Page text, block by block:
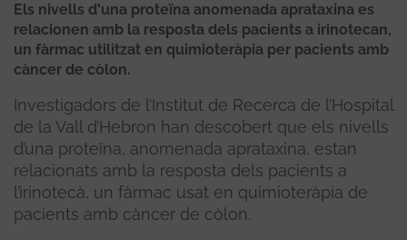
Els nivells d'una proteïna anomenada aprataxina es
relacionen amb la resposta dels pacients a irinotecan,
un fàrmac utilitzat en quimioteràpia per pacients amb
càncer de còlon.
Investigadors de l’Institut de Recerca de l’Hospital
de la Vall d’Hebron han descobert que els nivells
d’una proteïna, anomenada aprataxina, estan
relacionats amb la resposta dels pacients a
l’irinotecà, un fàrmac usat en quimioteràpia de
pacients amb càncer de còlon.